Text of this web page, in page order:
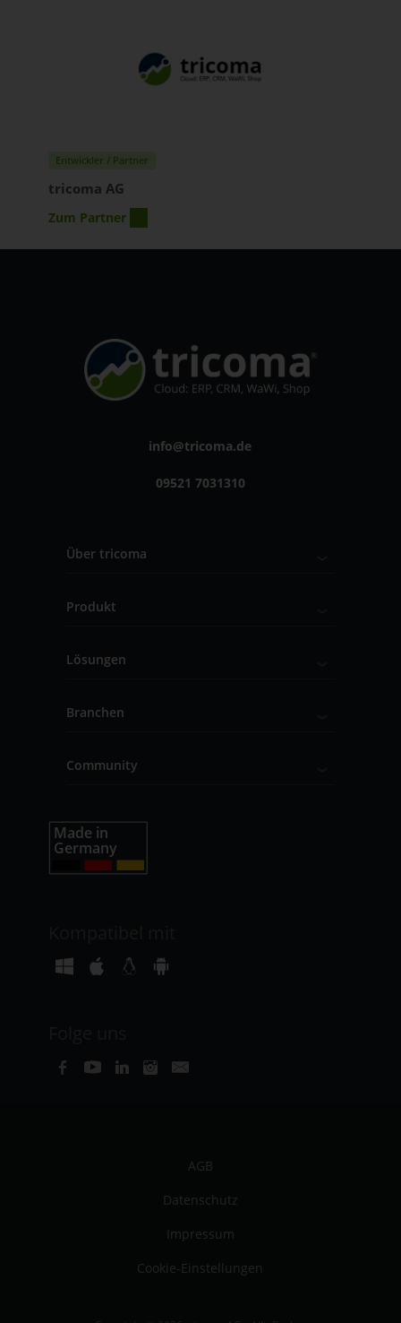
Entwickler / Partner
tricoma AG
Zum Partner
info@tricoma.de
09521 7031310
Über tricoma
Produkt
Lösungen
Branchen
Community
AGB
Datenschutz
Impressum
Cookie-Einstellungen